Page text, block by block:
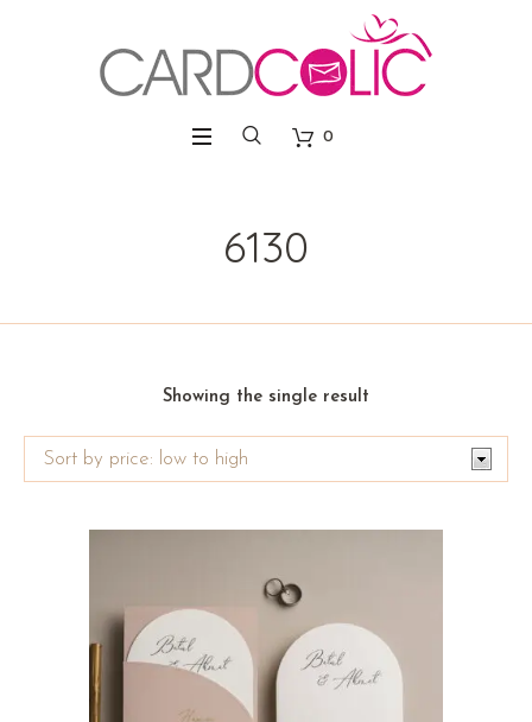
0
6130
Showing the single result